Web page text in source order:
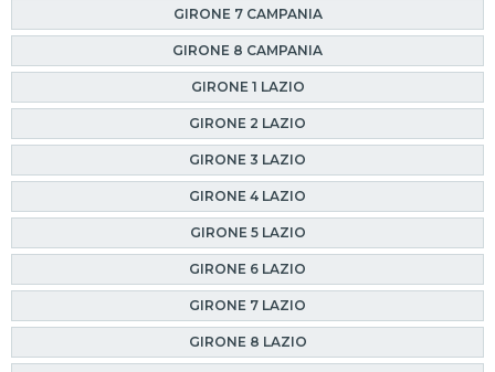
GIRONE 7 CAMPANIA
GIRONE 8 CAMPANIA
GIRONE 1 LAZIO
GIRONE 2 LAZIO
GIRONE 3 LAZIO
GIRONE 4 LAZIO
GIRONE 5 LAZIO
GIRONE 6 LAZIO
GIRONE 7 LAZIO
GIRONE 8 LAZIO